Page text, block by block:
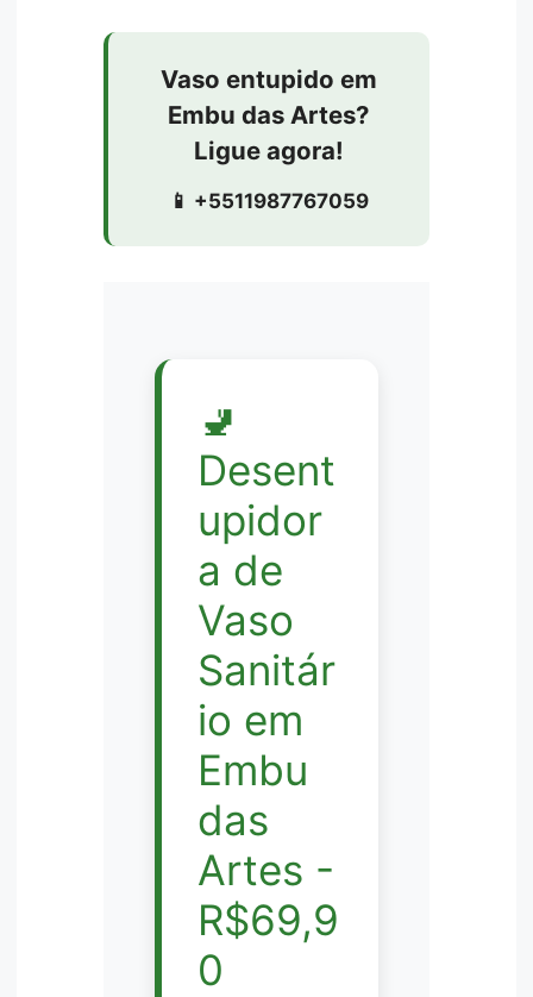
Vaso entupido em
Embu das Artes?
Ligue agora!
📱 +5511987767059
🚽
Desent
upidor
a de
Vaso
Sanitár
io em
Embu
das
Artes -
R$69,9
0